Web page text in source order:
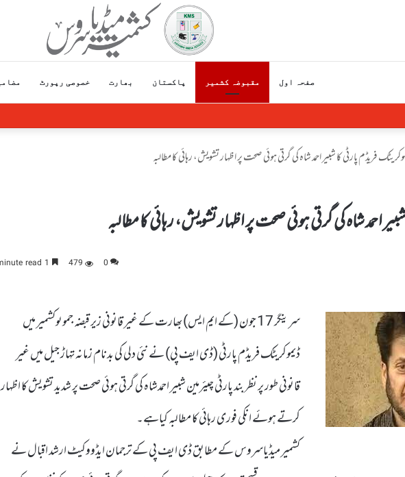
صفحہ اول مقبوضہ کشمیر پاکستان بھارت خصوصی رپورٹ
فریڈم پارٹی کا شبیر احمد شاہ کی گرتی ہوئی صحت پر اظہار تشویش، رہائی کا مطالبہ
احمد شاہ کی گرتی ہوئی صحت پر اظہار تشویش، رہائی کا مطالبہ
0
479
سرینگر 17 جون (کے ایم ایس) بھارت کے غیر قانونی زیر قبضہ جموںوکشمیر میں
ڈیموکریٹک فریڈم پارٹی (ڈی ایف پی) نے نئی دلی کی بدنام زمانہ تہاڑ جیل میں غیر
قانونی طور پر نظر بند پارٹی چیئرمین شبیر احمدشاہ کی گرتی ہوئی صحت پر شدید تشویش کا اظہار
کرتے ہوئے انکی فوری رہائی کا مطالبہ کیاہے۔
کشمیر میڈیاسروس کے مطابق ڈی ایف پی کے ترجمان ایڈووکیٹ ارشد اقبال نے